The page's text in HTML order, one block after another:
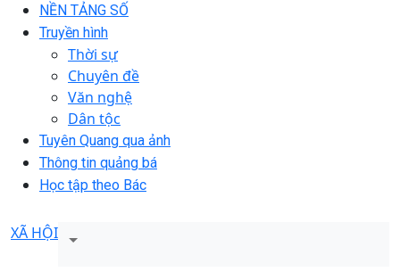
NỀN TẢNG SỐ
Truyền hình
Thời sự
Chuyên đề
Văn nghệ
Dân tộc
Tuyên Quang qua ảnh
Thông tin quảng bá
Học tập theo Bác
XÃ HỘI